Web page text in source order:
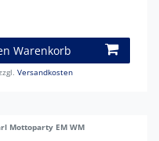
Warenkorb
Versandkosten
Mottoparty EM WM